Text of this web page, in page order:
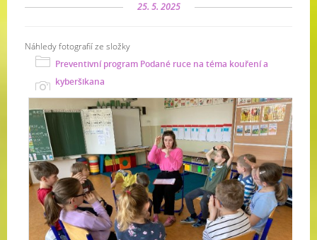
25. 5. 2025
Náhledy fotografií ze složky
Preventivní program Podané ruce na téma kouření a
kyberšikana